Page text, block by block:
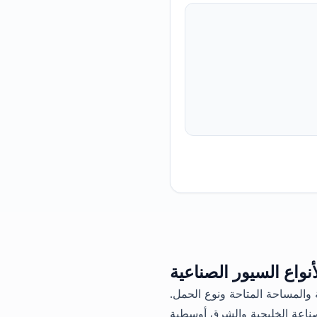
السيور الصناعية
المتاحة ونوع الحمل.